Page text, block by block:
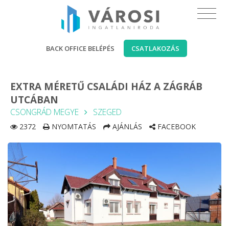
BACK OFFICE BELÉPÉS CSATLAKOZÁS
EXTRA MÉRETŰ CSALÁDI HÁZ A ZÁGRÁB
UTCÁBAN
CSONGRÁD MEGYE SZEGED
2372 NYOMTATÁS AJÁNLÁS FACEBOOK